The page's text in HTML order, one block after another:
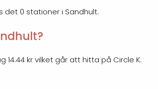
det 0 stationer i Sandhult.
kr vilket går att hitta på Circle K.